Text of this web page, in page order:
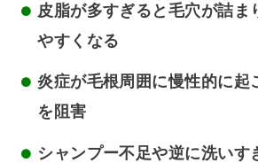
皮脂が多すぎると毛穴が詰ま
やすくなる
炎症が毛根周囲に慢性的に起
を阻害
シャンプー不足や逆に洗いす